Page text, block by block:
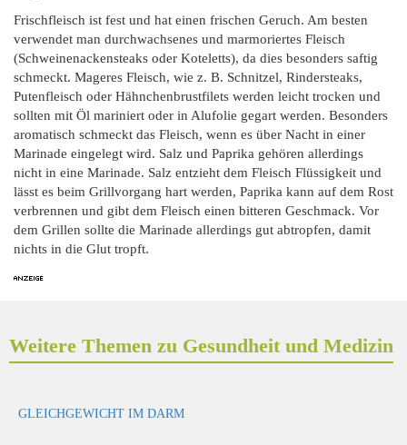
Frischfleisch ist fest und hat einen frischen Geruch. Am besten
verwendet man durchwachsenes und marmoriertes Fleisch
(Schweinenackensteaks oder Koteletts), da dies besonders saftig
schmeckt. Mageres Fleisch, wie z. B. Schnitzel, Rindersteaks,
Putenfleisch oder Hähnchenbrustfilets werden leicht trocken und
sollten mit Öl mariniert oder in Alufolie gegart werden. Besonders
aromatisch schmeckt das Fleisch, wenn es über Nacht in einer
Marinade eingelegt wird. Salz und Paprika gehören allerdings
nicht in eine Marinade. Salz entzieht dem Fleisch Flüssigkeit und
lässt es beim Grillvorgang hart werden, Paprika kann auf dem Rost
verbrennen und gibt dem Fleisch einen bitteren Geschmack. Vor
dem Grillen sollte die Marinade allerdings gut abtropfen, damit
nichts in die Glut tropft.
Weitere Themen zu Gesundheit und Medizin
GLEICHGEWICHT IM DARM